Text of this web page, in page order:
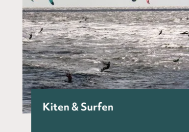
Kiten & Surfen